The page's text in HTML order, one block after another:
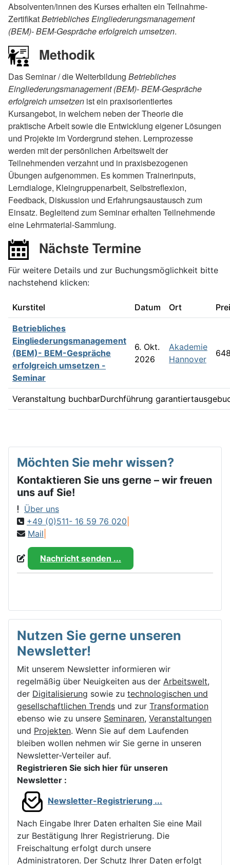
Absolventen/innen des Kurses erhalten ein Teilnahme-
ZertifikatBetriebliches Eingliederungsmanagement
(BEM)- BEM-Gespräche erfolgreich umsetzen.
Methodik
Das Seminar / die Weiterbildung Betriebliches
Eingliederungsmanagement (BEM)- BEM-Gespräche
erfolgreich umsetzen ist ein praxisorientiertes
Kursangebot, in welchem neben der Theorie die
praktische Arbeit sowie die Entwicklung eigener Lösungen
und Projekte im Vordergrund stehen. Lernprozesse
werden mit der persönlichen Arbeitswelt der
Teilnehmenden verzahnt und in praxisbezogenen
Übungen aufgenommen. Es kommen Trainerinputs,
Lerndialoge, Kleingruppenarbeit, Selbstreflexion,
Feedback, Diskussion und Erfahrungsaustausch zum
Einsatz. Begleitend zum Seminar erhalten Teilnehmende
eine Lehrmaterial-Sammlung.
Nächste Termine
Für weitere Details und zur Buchungsmöglichkeit bitte
nachstehend klicken:
Kurstitel Datum Ort
Betriebliches
Eingliederungsmanagement
(BEM)- BEM-Gespräche
erfolgreich umsetzen -
Seminar
6. Okt.
2026
Akademie
Hannover
Veranstaltung buchbarDurchführung garantiert
Möchten Sie mehr wissen?
Kontaktieren Sie uns gerne – wir freuen
uns auf Sie!
Über uns
+49 (0)511- 16 59 76 020
Mail
Nachricht senden ...
Nutzen Sie gerne unseren
Newsletter!
Mit unserem Newsletter informieren wir
regelmäßig über Neuigkeiten aus der Arbeitswelt,
der Digitalisierung sowie zu technologischen und
gesellschaftlichen Trends und zur Transformation
ebenso wie zu unsere Seminaren, Veranstaltungen
und Projekten. Wenn Sie auf dem Laufenden
bleiben wollen nehmen wir Sie gerne in unseren
Newsletter-Verteiler auf.
Registrieren Sie sich hier für unseren
Newsletter :
Newsletter-Registrierung ...
Nach Eingabe Ihrer Daten erhalten Sie eine Mail
zur Bestätigung Ihrer Registrierung. Die
Freischaltung erfolgt durch unsere
Administratoren. Der Schutz Ihrer Daten erfolgt